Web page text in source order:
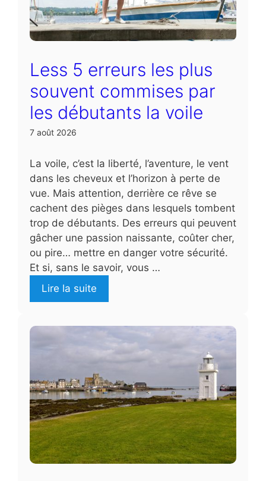
Less 5 erreurs les plus
souvent commises par
les débutants la voile
7 août 2026
La voile, c’est la liberté, l’aventure, le vent
dans les cheveux et l’horizon à perte de
vue. Mais attention, derrière ce rêve se
cachent des pièges dans lesquels tombent
trop de débutants. Des erreurs qui peuvent
gâcher une passion naissante, coûter cher,
ou pire… mettre en danger votre sécurité.
Et si, sans le savoir, vous …
Lire la suite